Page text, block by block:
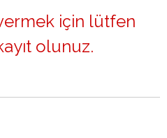
için lütfen
olunuz.